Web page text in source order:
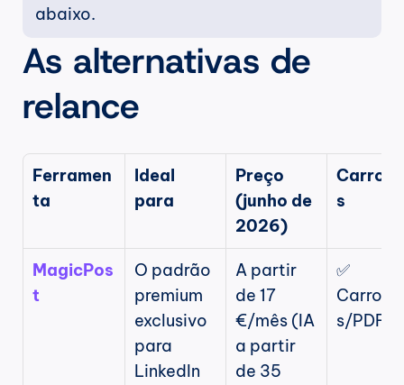
abaixo.
As alternativas de
relance
Ferramen
ta
Ideal
para
Preço
(junho de
2026)
s
MagicPos
t
O padrão
premium
exclusivo
para
LinkedIn
A partir
de 17
€/mês (IA
a partir
de 35
✅
s/PDF